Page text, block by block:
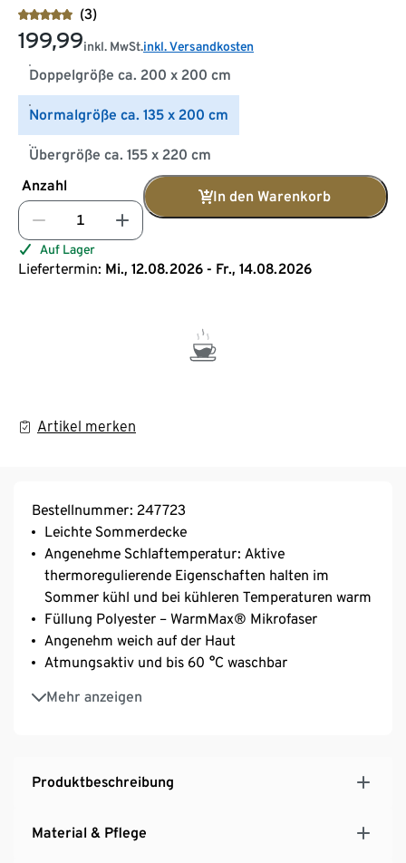
(3)
199,99inkl. MwSt.inkl. Versandkosten
Doppelgröße ca. 200 x 200 cm
Normalgröße ca. 135 x 200 cm
Übergröße ca. 155 x 220 cm
Anzahl
In den Warenkorb
Auf Lager
Liefertermin: Mi., 12.08.2026 - Fr., 14.08.2026
Artikel merken
Bestellnummer: 247723
Leichte Sommerdecke
Angenehme Schlaftemperatur: Aktive
thermoregulierende Eigenschaften halten im
Sommer kühl und bei kühleren Temperaturen warm
Füllung Polyester – WarmMax® Mikrofaser
Angenehm weich auf der Haut
Atmungsaktiv und bis 60 °C waschbar
Mehr anzeigen
Entwickelt und hergestellt in Deutschland
3 Jahre Garantie
Produktbeschreibung
Material & Pflege